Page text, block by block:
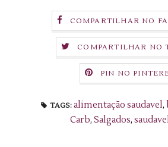
COMPARTILHAR NO
COMPARTILHAR NO
PIN NO
TAGS: alimentação saudavel,
Carb, Salgados,